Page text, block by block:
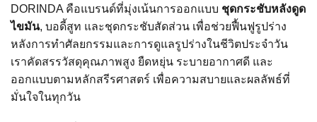
DORINDA คือแบรนด์ที่มุ่งเน้นการออกแบบ ชุดกระชับหลังดูด
ไขมัน, บอดี้สูท และชุดกระชับสัดส่วน เพื่อช่วยฟื้นฟูรูปร่าง
หลังการทำศัลยกรรมและการดูแลรูปร่างในชีวิตประจำวัน
เราคัดสรรวัสดุคุณภาพสูง ยืดหยุ่น ระบายอากาศดี และ
ออกแบบตามหลักสรีรศาสตร์ เพื่อความสบายและผลลัพธ์ที่
มั่นใจในทุกวัน